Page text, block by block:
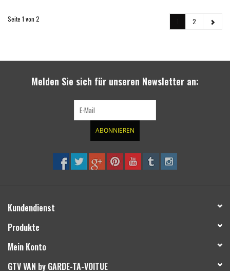
Seite 1 von 2 2
Melden Sie sich für unseren Newsletter an:
ABONNIEREN
Kundendienst
Produkte
Mein Konto
GTV VAN by GARDE-TA-VOITUE